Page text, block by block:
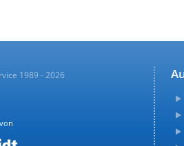
1989 - 2026